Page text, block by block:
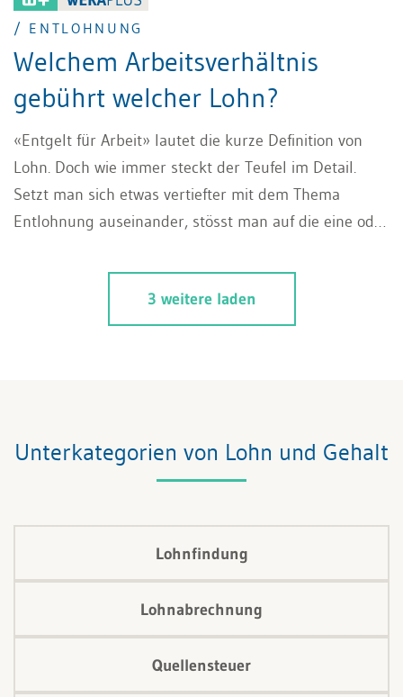
/ ENTLOHNUNG
Welchem Arbeitsverhältnis
gebührt welcher Lohn?
«Entgelt für Arbeit» lautet die kurze Definition von
Lohn. Doch wie immer steckt der Teufel im Detail.
Setzt man sich etwas vertiefter mit dem Thema
Entlohnung auseinander, stösst man auf die eine oder
3 weitere laden
Unterkategorien von Lohn und Gehalt
Lohnfindung
Lohnabrechnung
Quellensteuer